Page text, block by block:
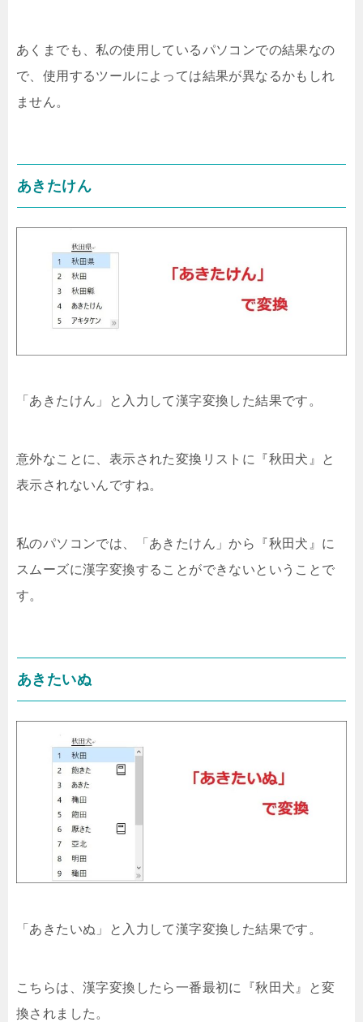
あくまでも、私の使用しているパソコンでの結果なの
で、使用するツールによっては結果が異なるかもしれ
ません。
あきたけん
「あきたけん」と入力して漢字変換した結果です。
意外なことに、表示された変換リストに『秋田犬』と
表示されないんですね。
私のパソコンでは、「あきたけん」から『秋田犬』に
スムーズに漢字変換することができないということで
す。
あきたいぬ
「あきたいぬ」と入力して漢字変換した結果です。
こちらは、漢字変換したら一番最初に『秋田犬』と変
換されました。